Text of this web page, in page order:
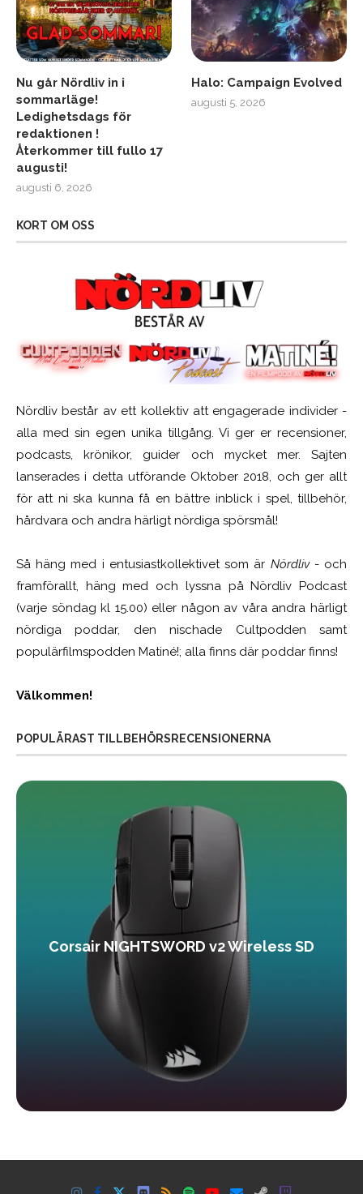
Nu går Nördliv in i
sommarläge!
Ledighetsdags för
redaktionen !
Återkommer till fullo 17
augusti!
augusti 6, 2026
Halo: Campaign Evolved
augusti 5, 2026
KORT OM OSS
Nördliv består av ett kollektiv att engagerade individer -
alla med sin egen unika tillgång. Vi ger er recensioner,
podcasts, krönikor, guider och mycket mer. Sajten
lanserades i detta utförande Oktober 2018, och ger allt
för att ni ska kunna få en bättre inblick i spel, tillbehör,
hårdvara och andra härligt nördiga spörsmål!
Så häng med i entusiastkollektivet som är Nördliv- och
framförallt, häng med och lyssna på Nördliv Podcast
(varje söndag kl 15.00) eller någon av våra andra härligt
nördiga poddar, den nischade Cultpodden samt
populärfilmspodden Matiné!; alla finns där poddar finns!
Välkommen!
POPULÄRAST TILLBEHÖRSRECENSIONERNA
Corsair NIGHTSWORD v2 Wireless SD